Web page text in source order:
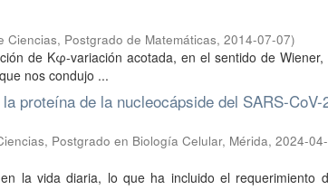
Postgrado de Matemáticas, 2014-07-07)
de Kφ-variación acotada, en el sentido de Wiener,
nos condujo ...
proteína de la nucleocápside del SARS-CoV-
Postgrado en Biología Celular, Mérida, 2024-04-
la vida diaria, lo que ha incluido el requerimiento